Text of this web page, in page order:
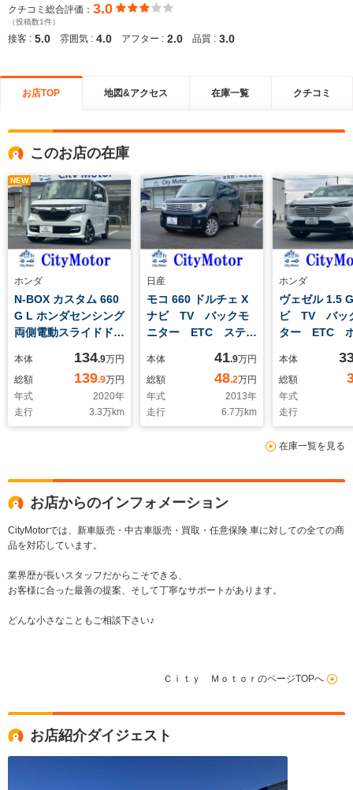
クチコミ総合評価： 3.0
（投稿数1件）
接客 : 5.0 雰囲気 : 4.0 アフター : 2.0 品質 : 3.0
お店TOP 地図&アクセス 在庫一覧 クチコミ
このお店の在庫
NEW
ホンダ
N-BOX カスタム 660
G L ホンダセンシング
両側電動スライドド
クモニター ETC ホ
ンダセンシング シー
トヒーター ヘッドラ
イトLED 純正アル
ミ ワンオーナー ス
ートキープッシュスタ
ート
本体 134.9万円
総額
139.9万円
年式
2020年
走行
3.3万km
日産
モコ 660 ドルチェ X
ナビ TV バックモ
ニター ETC ステア
ートキー プッシュス
タート アイドリング
ストップ 電動格納ミ
ラー ウィンカーミラ
ー オートライト フ
本体 41.9万円
総額
48.2万円
年式
2013年
走行
6.7万km
ホンダ
ヴェゼル 1.5
ビ TV バッ
ター ETC
ングブレーキ
キホールド
ングストップ
ルミ ヘッド
LED レベラ
サイドバイザ
ート
本体
総額
年式
走行
在庫一覧を見る
お店からのインフォメーション
CityMotorでは、新車販売・中古車販売・買取・任意保険 車に対しての全ての商
品を対応しています。
業界歴が長いスタッフだからこそできる、
お客様に合った最善の提案、そして丁寧なサポートがあります。
どんな小さなこともご相談下さい♪
Ｃｉｔｙ ＭｏｔｏｒのページTOPへ
お店紹介ダイジェスト